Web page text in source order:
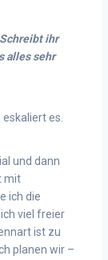
ihr
alles sehr
eskaliert es.
und dann
mit
ich die
viel freier
ist zu
planen wir –